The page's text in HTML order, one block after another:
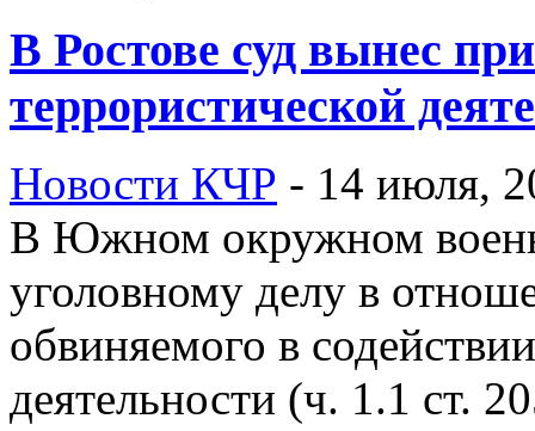
В Ростове суд вынес
террористической
Новости КЧР - 14 июля,
В Южном окружном
уголовному делу в
обвиняемого в
деятельности (ч. 1.1 ст.